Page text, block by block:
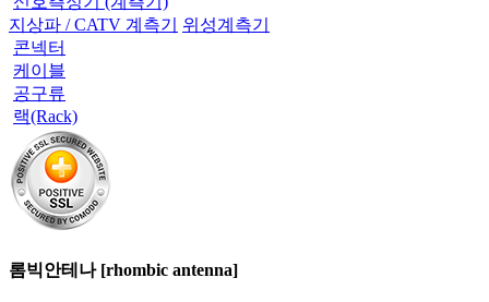
지상파 / CATV 계측기
위성계측기
콘넥터
케이블
공구류
랙(Rack)
롬빅안테나 [rhombic antenna]